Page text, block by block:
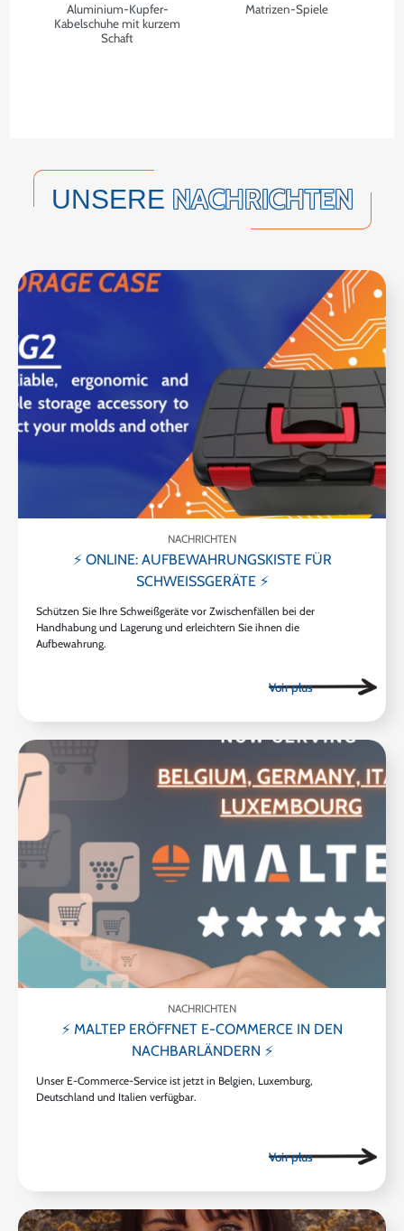
Aluminium-Kupfer-
Kabelschuhe mit kurzem
Schaft
Matrizen-Spiele
UNSERE NACHRICHTEN
NACHRICHTEN
⚡ ONLINE: AUFBEWAHRUNGSKISTE FÜR
SCHWEISSGERÄTE ⚡
Schützen Sie Ihre Schweißgeräte vor Zwischenfällen bei der
Handhabung und Lagerung und erleichtern Sie ihnen die
Aufbewahrung.
NACHRICHTEN
⚡ MALTEP ERÖFFNET E-COMMERCE IN DEN
NACHBARLÄNDERN ⚡
Unser E-Commerce-Service ist jetzt in Belgien, Luxemburg,
Deutschland und Italien verfügbar.